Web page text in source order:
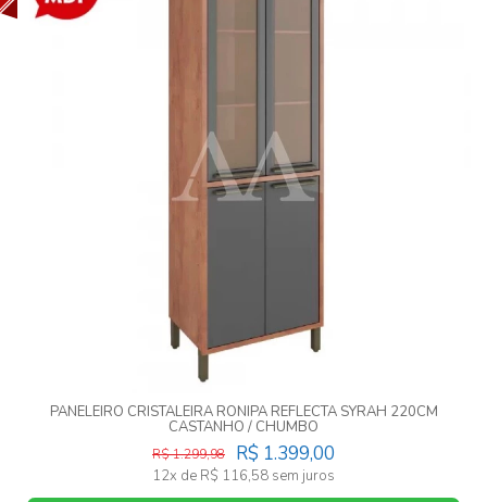
PANELEIRO CRISTALEIRA RONIPA REFLECTA SYRAH 220CM
CASTANHO / CHUMBO
R$ 1.399,00
R$ 1.299,98
12x de R$ 116,58 sem juros